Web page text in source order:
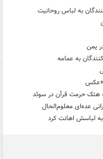
به لباس روحانیت
یمن
به عمامه
+عکس
هتک حرمت قرآن در سوئد
عده‌ای معلوم‌الحال
لباسش اهانت کرد